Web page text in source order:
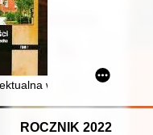
w
ROCZNIK 2022